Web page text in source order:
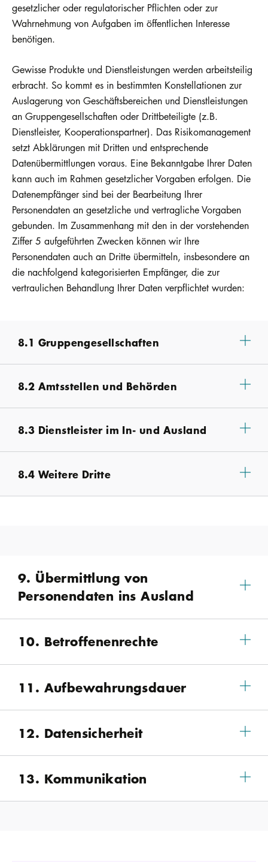
gesetzlicher oder regulatorischer Pflichten oder zur
Wahrnehmung von Aufgaben im öffentlichen Interesse
benötigen.
Gewisse Produkte und Dienstleistungen werden arbeitsteilig
erbracht. So kommt es in bestimmten Konstellationen zur
Auslagerung von Geschäftsbereichen und Dienstleistungen
an Gruppengesellschaften oder Drittbeteiligte (z.B.
Dienstleister, Kooperationspartner). Das Risikomanagement
setzt Abklärungen mit Dritten und entsprechende
Datenübermittlungen voraus. Eine Bekanntgabe Ihrer Daten
kann auch im Rahmen gesetzlicher Vorgaben erfolgen. Die
Datenempfänger sind bei der Bearbeitung Ihrer
Personendaten an gesetzliche und vertragliche Vorgaben
gebunden. Im Zusammenhang mit den in der vorstehenden
Ziffer 5 aufgeführten Zwecken können wir Ihre
Personendaten auch an Dritte übermitteln, insbesondere an
die nachfolgend kategorisierten Empfänger, die zur
vertraulichen Behandlung Ihrer Daten verpflichtet wurden:
8.1 Gruppengesellschaften
8.2 Amtsstellen und Behörden
8.3 Dienstleister im In- und Ausland
8.4 Weitere Dritte
9. Übermittlung von
Personendaten ins Ausland
10. Betroffenenrechte
11. Aufbewahrungsdauer
12. Datensicherheit
13. Kommunikation